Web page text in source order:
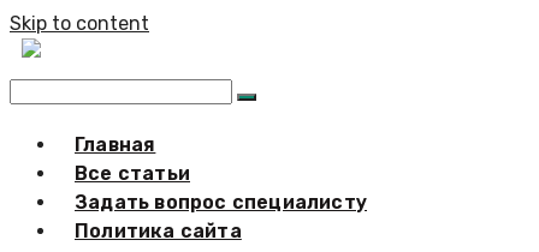
Skip to content
Главная
Все статьи
Задать вопрос специалисту
Политика сайта